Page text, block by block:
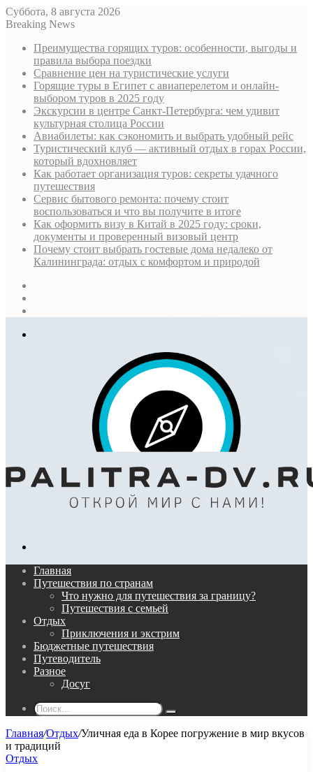
Суббота, 8 августа 2026
Breaking News
Преимущества горящих туров: особенности, выгоды и
правила выбора поездки
Сравнение цен на туристические услуги
Горящие туры в Египет с авиаперелетом и онлайн-
выбором туров в 2025 году
Экскурсии в центре Санкт-Петербурга: чем удивит
культурная столица России
Авиабилеты: как сэкономить и выбрать удобный рейс
Туристический клуб — активный отдых в горах России,
который вдохновляет
Как работает организация туров: секреты удачного
путешествия
Сервис бытового ремонта: почему стоит
воспользоваться и что вы получите в итоге
Как оформить визу в Китай в 2025 году: сроки,
документы и проверенный визовый центр
Почему стоит выбрать гостевые дома недалеко от
Калининграда: отдых с комфортом и природой
Главная
Путешествия по странам
Что нужно для путешествия за границу?
Путешествия с семьей
Отдых
Приключения и экстрим
Бюджетные путешествия
Путеводитель
Разное
Досуг
Поиск...
Главная/Отдых/Уличная еда в Корее погружение в мир вкусов
и традиций
Отдых